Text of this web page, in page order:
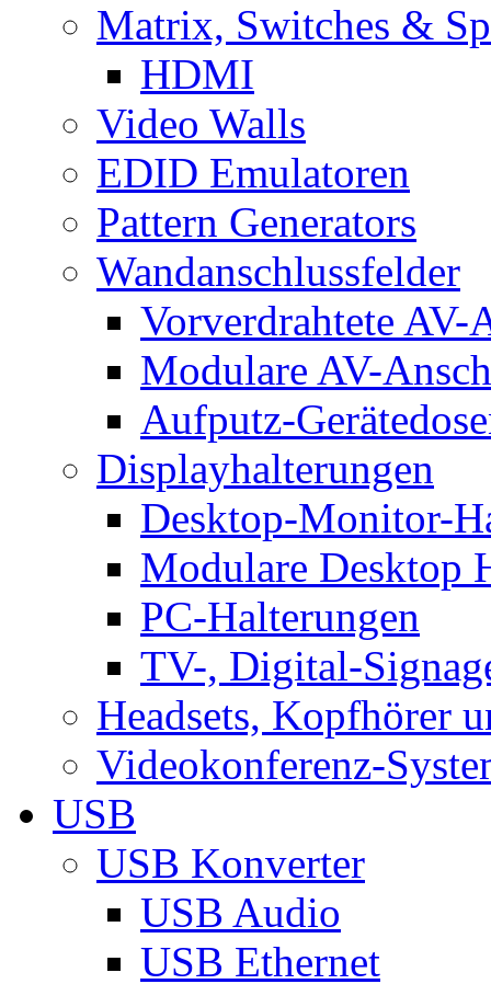
Matrix, Switches &
HDMI
Video Walls
EDID Emulatoren
Pattern Generators
Wandanschlussfelder
Vorverdrahtete AV-
Modulare AV-
Aufputz-
Displayhalterungen
Desktop-Monitor-
Modulare Desktop
PC-Halterungen
TV-, Digital-
Headsets, Kopfhörer
Videokonferenz-
USB
USB Konverter
USB Audio
USB Ethernet